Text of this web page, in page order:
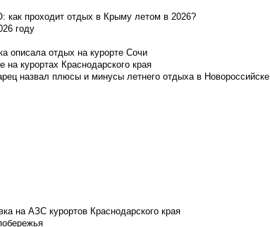
как проходит отдых в Крыму летом в 2026?
году
описала отдых на курорте Сочи
курортах Краснодарского края
назвал плюсы и минусы летнего отдыха в Новороссийске
на АЗС курортов Краснодарского края